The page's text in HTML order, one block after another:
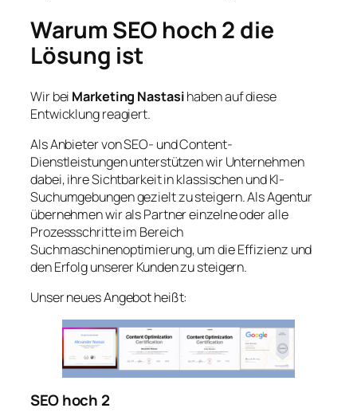
Warum SEO hoch 2 die
Lösung ist
Wir bei Marketing Nastasihaben auf diese
Entwicklung reagiert.
Als Anbieter von SEO- und Content-
Dienstleistungen unterstützen wir Unternehmen
dabei, ihre Sichtbarkeit in klassischen und KI-
Suchumgebungen gezielt zu steigern. Als Agentur
übernehmen wir als Partner einzelne oder alle
Prozessschritte im Bereich
Suchmaschinenoptimierung, um die Effizienz und
den Erfolg unserer Kunden zu steigern.
Unser neues Angebot heißt:
SEO hoch 2